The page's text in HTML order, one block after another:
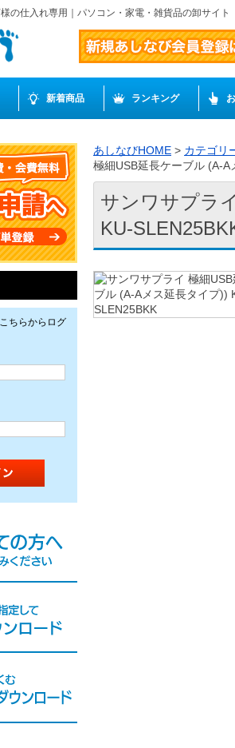
の仕入れ専用｜パソコン・家電・雑貨品の卸サイ
新着商品 ランキング
ちらからログ
あしなびHOME > カテゴリ
極細USB延長ケーブル (A-
サンワサプラ
KU-